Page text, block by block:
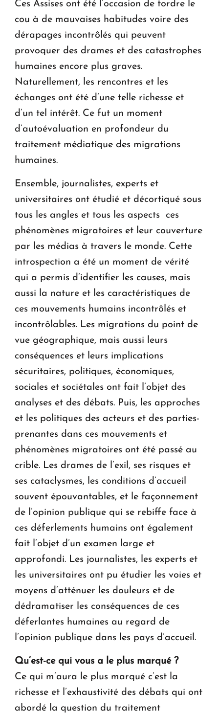
Ces Assises ont été l’occasion de tordre le
cou à de mauvaises habitudes voire des
dérapages incontrôlés qui peuvent
provoquer des drames et des catastrophes
humaines encore plus graves.
Naturellement, les rencontres et les
échanges ont été d’une telle richesse et
d’un tel intérêt. Ce fut un moment
d’autoévaluation en profondeur du
traitement médiatique des migrations
humaines.
Ensemble, journalistes, experts et
universitaires ont étudié et décortiqué sous
tous les angles et tous les aspects ces
phénomènes migratoires et leur couverture
par les médias à travers le monde. Cette
introspection a été un moment de vérité
qui a permis d’identifier les causes, mais
aussi la nature et les caractéristiques de
ces mouvements humains incontrôlés et
incontrôlables. Les migrations du point de
vue géographique, mais aussi leurs
conséquences et leurs implications
sécuritaires, politiques, économiques,
sociales et sociétales ont fait l’objet des
analyses et des débats. Puis, les approches
et les politiques des acteurs et des parties-
prenantes dans ces mouvements et
phénomènes migratoires ont été passé au
crible. Les drames de l’exil, ses risques et
ses cataclysmes, les conditions d’accueil
souvent épouvantables, et le façonnement
de l’opinion publique qui se rebiffe face à
ces déferlements humains ont également
fait l’objet d’un examen large et
approfondi. Les journalistes, les experts et
les universitaires ont pu étudier les voies et
moyens d’atténuer les douleurs et de
dédramatiser les conséquences de ces
déferlantes humaines au regard de
l’opinion publique dans les pays d’accueil.
Qu’est-ce qui vous a le plus marqué ?
Ce qui m’aura le plus marqué c’est la
richesse et l’exhaustivité des débats qui ont
abordé la question du traitement